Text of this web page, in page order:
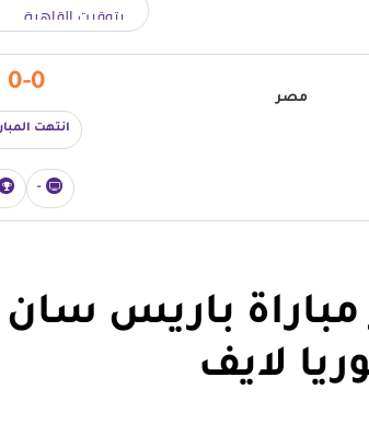
مصر
0-0
انتهت
-
باريس سان